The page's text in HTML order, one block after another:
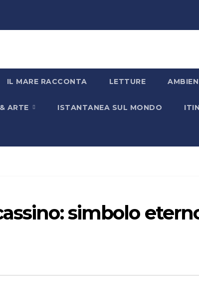
IL MARE RACCONTA LETTURE
ARTE ISTANTANEA SUL MONDO
simbolo